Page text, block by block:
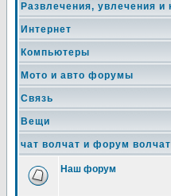
Развлечения, увлечения и
Интернет
Компьютеры
Мото и авто форумы
Связь
Вещи
чат волчат и форум волчат
Наш форум